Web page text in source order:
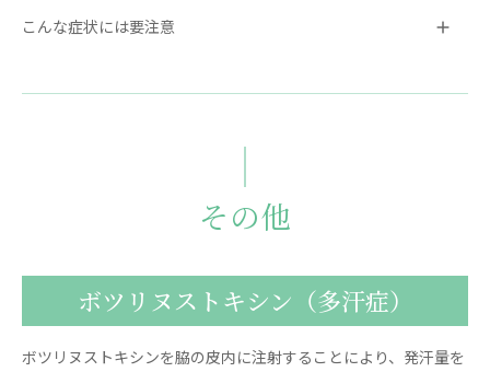
こんな症状には要注意
その他
ボツリヌストキシン（多汗症）
ボツリヌストキシンを脇の皮内に注射することにより、発汗量を